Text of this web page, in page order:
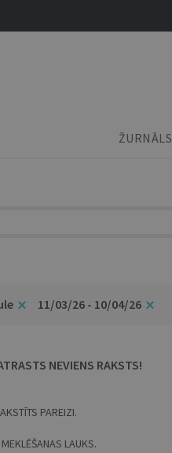
ŽURNĀLS
11/03/26 - 10/04/26
NEVIENS RAKSTS!
PAREIZI.
LAUKS.